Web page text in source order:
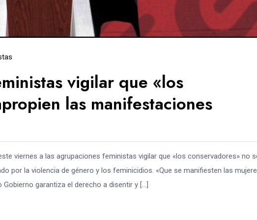
vigilar que «los
las manifestaciones
viernes a las agrupaciones feministas vigilar que «los conservadores» no
por la violencia de género y los feminicidios. «Que se manifiesten las
garantiza el derecho a disentir y […]